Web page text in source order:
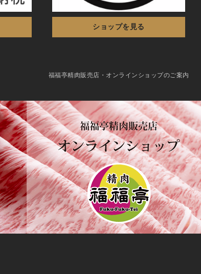
ショップを見る
福福亭精肉販売店・オンラインショップのご案内